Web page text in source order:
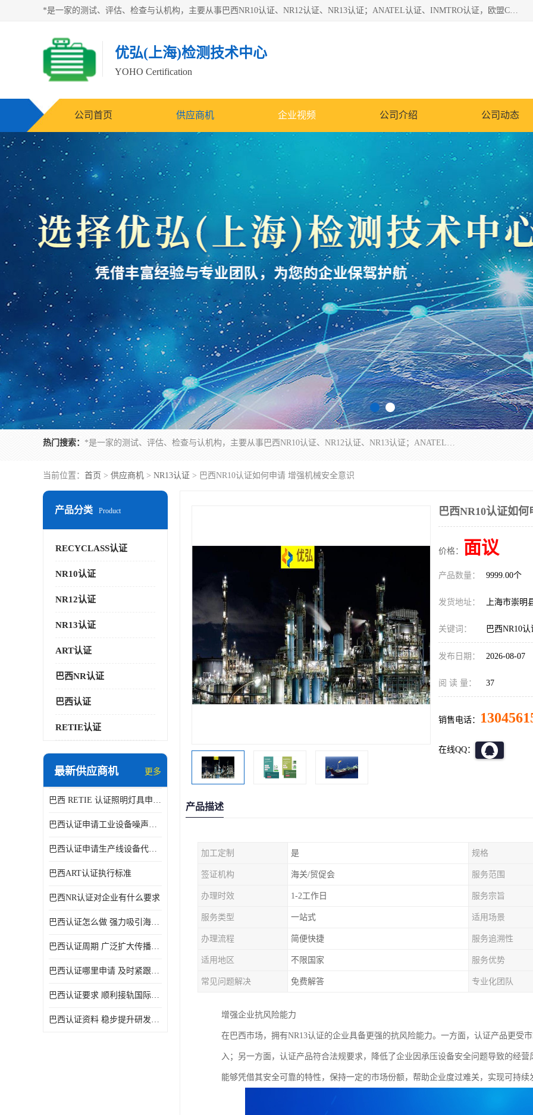
*是一家的测试、评估、检查与认机构，主要从事巴西NR10认证、NR12认证、NR13认证；ANATEL认证、INMTRO认证，欧盟CE认证：MD认证，PED认证，MID认证，ATEX认证，德国蓝色天使认证。
优弘(上海)检测技术中心
YOHO Certification
公司首页 供应商机 企业视频 公司介绍 公司动态
热门搜索： *是一家的测试、评估、检查与认机构，主要从事巴西NR10认证、NR12认证、NR13认证；ANATEL认证、INMTRO认证，欧盟CE认证：MD认证，PED认证，MID认证，ATEX认证，德国蓝色天使认证。
当前位置： 首页 > 供应商机 > NR13认证 > 巴西NR10认证如何申请 增强机械安全意识
产品分类 Product
RECYCLASS认证
NR10认证
NR12认证
NR13认证
ART认证
巴西NR认证
巴西认证
RETIE认证
最新供应商机 更多
巴西 RETIE 认证照明灯具申请 RETIE 认证
巴西认证申请工业设备噪声控制认证规范
巴西认证申请生产线设备代理机构选择
巴西ART认证执行标准
巴西NR认证对企业有什么要求
巴西认证怎么做 强力吸引海外投资
巴西认证周期 广泛扩大传播范围
巴西认证哪里申请 及时紧跟法规变化
巴西认证要求 顺利接轨国际规范
巴西认证资料 稳步提升研发能力
巴西NR10认证如
价格： 面议
产品数量： 9999.00个
发货地址： 上海市崇
关键词： 巴西NR10
发布日期： 2026-08-07
阅 读 量： 37
销售电话：
在线QQ：
产品描述
加工定制 是 规格
签证机构 海关/贸促会 服务范围
办理时效 1-2工作日 服务宗旨
服务类型 一站式 适用场景
办理流程 简便快捷 服务追溯性
适用地区 不限国家 服务优势
常见问题解决 免费解答 专业化团队
增强企业抗风险能力
在巴西市场，拥有NR13认证的企业具备更强的抗风险能力。一方面，认证产品更受
入；另一方面，认证产品符合法规要求，降低了企业因承压设备安全问题导致的经
能够凭借其安全可靠的特性，保持一定的市场份额，帮助企业度过难关，实现可持续